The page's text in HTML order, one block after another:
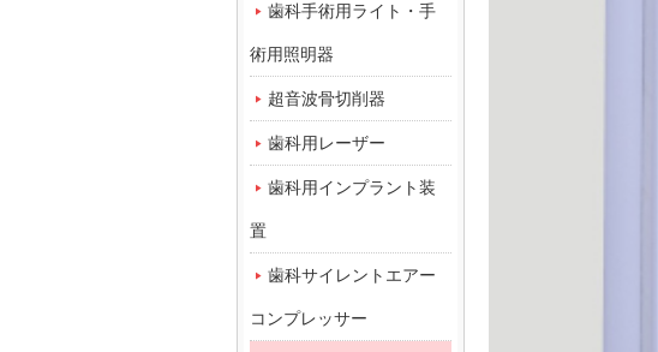
歯科手術用ライト・手
術用照明器
超音波骨切削器
歯科用レーザー
歯科用インプラント装
置
歯科サイレントエアー
コンプレッサー